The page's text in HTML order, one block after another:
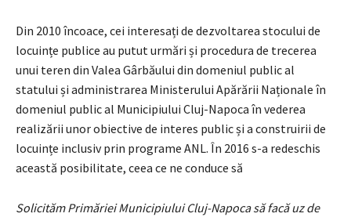
Din 2010 încoace, cei interesați de dezvoltarea stocului de
locuințe publice au putut urmări și procedura de trecerea
unui teren din Valea Gârbăului din domeniul public al
statului și administrarea Ministerului Apărării Naționale în
domeniul public al Municipiului Cluj-Napoca în vederea
realizării unor obiective de interes public și a construirii de
locuințe inclusiv prin programe ANL. În 2016 s-a redeschis
această posibilitate, ceea ce ne conduce să
Solicităm Primăriei Municipiului Cluj-Napoca să facă uz de